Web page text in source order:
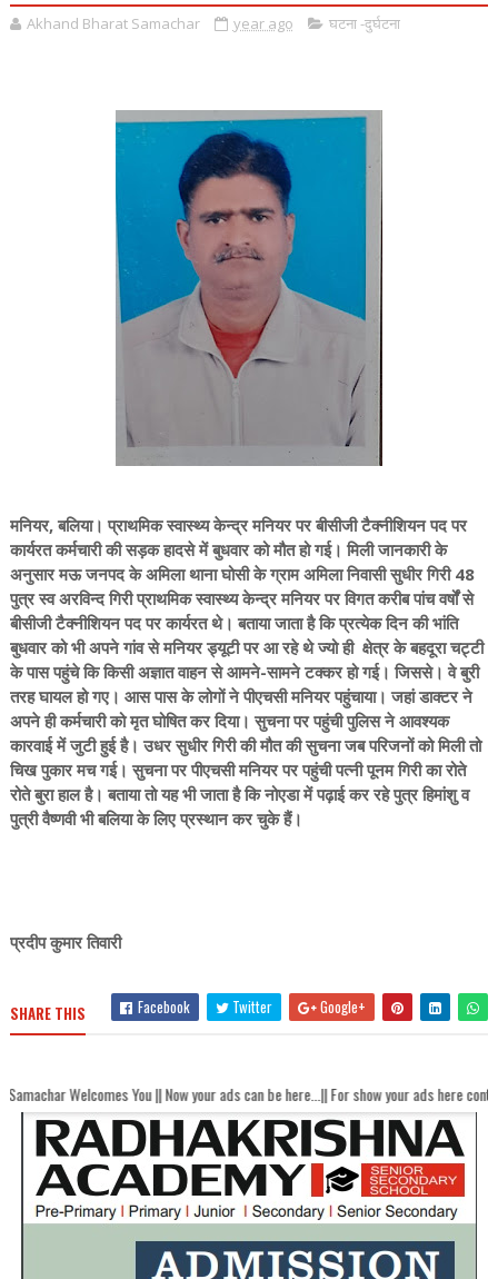
Akhand Bharat Samachar year ago घटना -दुर्घटना
मनियर, बलिया। प्राथमिक स्वास्थ्य केन्द्र मनियर पर बीसीजी टैक्नीशियन पद पर
कार्यरत कर्मचारी की सड़क हादसे में बुधवार को मौत हो गई। मिली जानकारी के
अनुसार मऊ जनपद के अमिला थाना घोसी के ग्राम अमिला निवासी सुधीर गिरी 48
पुत्र स्व अरविन्द गिरी प्राथमिक स्वास्थ्य केन्द्र मनियर पर विगत करीब पांच वर्षों से
बीसीजी टैक्नीशियन पद पर कार्यरत थे। बताया जाता है कि प्रत्येक दिन की भांति
बुधवार को भी अपने गांव से मनियर ड्यूटी पर आ रहे थे ज्यो ही क्षेत्र के बहदूरा चट्टी
के पास पहुंचे कि किसी अज्ञात वाहन से आमने-सामने टक्कर हो गई। जिससे। वे बुरी
तरह घायल हो गए। आस पास के लोगों ने पीएचसी मनियर पहुंचाया। जहां डाक्टर ने
अपने ही कर्मचारी को मृत घोषित कर दिया। सुचना पर पहुंची पुलिस ने आवश्यक
कारवाई में जुटी हुई है। उधर सुधीर गिरी की मौत की सुचना जब परिजनों को मिली तो
चिख पुकार मच गई। सुचना पर पीएचसी मनियर पर पहुंची पत्नी पूनम गिरी का रोते
रोते बुरा हाल है। बताया तो यह भी जाता है कि नोएडा में पढ़ाई कर रहे पुत्र हिमांशु व
पुत्री वैष्णवी भी बलिया के लिए प्रस्थान कर चुके हैं।
प्रदीप कुमार तिवारी
SHARE THIS Facebook Twitter Google+
You || Now your ads can be here...|| For show your ads here contact